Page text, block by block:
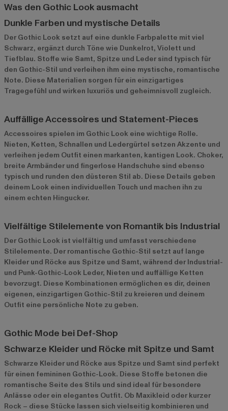
Was den Gothic Look ausmacht
Dunkle Farben und mystische Details
Der Gothic Look setzt auf eine dunkle Farbpalette mit viel
Schwarz, ergänzt durch Töne wie Dunkelrot, Violett und
Tiefblau. Stoffe wie Samt, Spitze und Leder sind typisch für
den Gothic-Stil und verleihen ihm eine mystische, romantische
Note. Diese Materialien sorgen für ein einzigartiges
Tragegefühl und wirken luxuriös und geheimnisvoll zugleich.
Auffällige Accessoires und Statement-Pieces
Accessoires spielen im Gothic Look eine wichtige Rolle.
Nieten, Ketten, Schnallen und Ledergürtel setzen Akzente und
verleihen jedem Outfit einen markanten, kantigen Look. Choker,
breite Armbänder und fingerlose Handschuhe sind ebenso
typisch und runden den düsteren Stil ab. Diese Details geben
deinem Look einen individuellen Touch und machen ihn zu
einem echten Hingucker.
Vielfältige Stilelemente von Romantik bis Industrial
Der Gothic Look ist vielfältig und umfasst verschiedene
Stilelemente. Der romantische Gothic-Stil setzt auf lange
Kleider und Röcke aus Spitze und Samt, während der Industrial-
und Punk-Gothic-Look Leder, Nieten und auffällige Ketten
bevorzugt. Diese Kombinationen ermöglichen es dir, deinen
eigenen, einzigartigen Gothic-Stil zu kreieren und deinem
Outfit eine persönliche Note zu geben.
Gothic Mode bei Def-Shop
Schwarze Kleider und Röcke mit Spitze und Samt
Schwarze Kleider und Röcke aus Spitze und Samt sind perfekt
für einen femininen Gothic-Look. Diese Stoffe betonen die
romantische Seite des Stils und sind ideal für besondere
Anlässe oder ein elegantes Outfit. Ob Maxikleid oder kurzer
Rock – diese Stücke lassen sich vielseitig kombinieren und